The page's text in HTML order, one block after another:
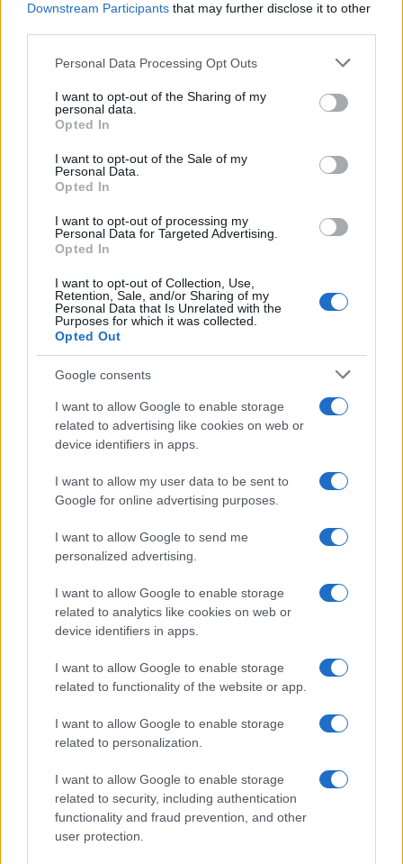
Downstream Participants that may further disclose it to other
Please note that this website/app uses one or more Google
not limited to your visit or usage behaviour. You may click to
grant or deny consent to Google and its third-party tags to
use your data for below specified purposes in below Google
consent section.
Personal Data Processing Opt Outs
I want to opt-out of the Sharing of my
personal data.
Opted In
I want to opt-out of the Sale of my
Personal Data.
Opted In
I want to opt-out of processing my
Personal Data for Targeted Advertising.
Opted In
I want to opt-out of Collection, Use,
Retention, Sale, and/or Sharing of my
Personal Data that Is Unrelated with the
Purposes for which it was collected.
Opted Out
Google consents
I want to allow Google to enable storage
related to advertising like cookies on web or
device identifiers in apps.
I want to allow my user data to be sent to
Google for online advertising purposes.
I want to allow Google to send me
personalized advertising.
I want to allow Google to enable storage
related to analytics like cookies on web or
device identifiers in apps.
I want to allow Google to enable storage
related to functionality of the website or app.
I want to allow Google to enable storage
related to personalization.
I want to allow Google to enable storage
related to security, including authentication
functionality and fraud prevention, and other
user protection.
Brent chute de 8,3% : les matières premières corrigent en août
Juliette Bernard · 7 Août 2026
Brent chute de 8,3 % : le pétrole en net repli malgré un or
Juliette Bernard · 6 Août 2026
COTATIONS CRYPTO
Nom Prix
(KBTC)
Stride Staked Injective
(STINJ)
$16.49
FibSwap DEX
(FIBO)
$0.0085